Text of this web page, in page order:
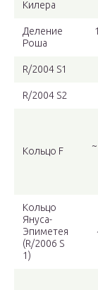
Килера
Деление
Роша
R/2004 S1
R/2004 S2
Кольцо F
Кольцо
Януса-
Эпиметея
(R/2006 S
1)